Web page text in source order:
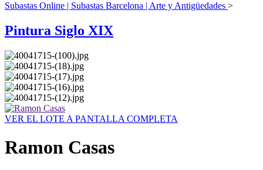
Subastas Online | Subastas Barcelona | Arte y Antigüedades >
Pintura Siglo XIX
VER EL LOTE A PANTALLA COMPLETA
Ramon Casas